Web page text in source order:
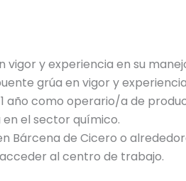
y experiencia en su
grúa en vigor y
año como operario/a de
el sector químico.
Bárcena de Cicero o
al centro de trabajo.